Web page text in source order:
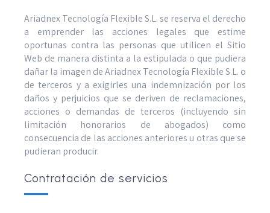
Ariadnex Tecnología Flexible S.L. se reserva el derecho
a emprender las acciones legales que estime
oportunas contra las personas que utilicen el Sitio
Web de manera distinta a la estipulada o que pudiera
dañar la imagen de Ariadnex Tecnología Flexible S.L. o
de terceros y a exigirles una indemnización por los
daños y perjuicios que se deriven de reclamaciones,
acciones o demandas de terceros (incluyendo sin
limitación honorarios de abogados) como
consecuencia de las acciones anteriores u otras que se
pudieran producir.
Contratación de servicios